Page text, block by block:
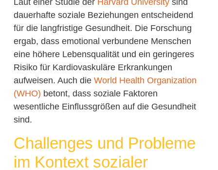
Laut einer Studie der Harvard Universitysind
dauerhafte soziale Beziehungen entscheidend
für die langfristige Gesundheit. Die Forschung
ergab, dass emotional verbundene Menschen
eine höhere Lebensqualität und ein geringeres
Risiko für Kardiovaskuläre Erkrankungen
aufweisen. Auch die World Health Organization
(WHO) betont, dass soziale Faktoren
wesentliche Einflussgrößen auf die Gesundheit
sind.
Challenges und Probleme
im Kontext sozialer